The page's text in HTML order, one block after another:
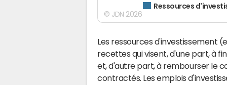
Ressources
© JDN 2026
Les ressources d'investissement
recettes qui visent, d'une part, à
et, d'autre part, à rembourser le
contractés. Les emplois